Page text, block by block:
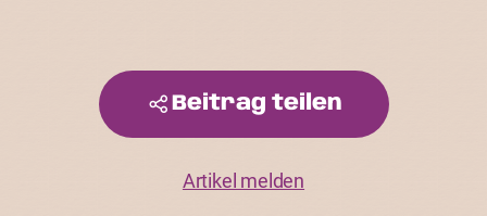
Beitrag teilen
Artikel melden